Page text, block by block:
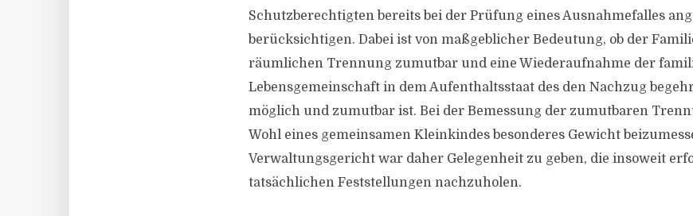
Schutzberechtigten bereits bei der Prüfung eines Ausnahmefalles
berücksichtigen. Dabei ist von maßgeblicher Bedeutung, ob der
räumlichen Trennung zumutbar und eine Wiederaufnahme der
Lebensgemeinschaft in dem Aufenthaltsstaat des den Nachzug
möglich und zumutbar ist. Bei der Bemessung der zumutbaren
Wohl eines gemeinsamen Kleinkindes besonderes Gewicht
Verwaltungsgericht war daher Gelegenheit zu geben, die insoweit
tatsächlichen Feststellungen nachzuholen.